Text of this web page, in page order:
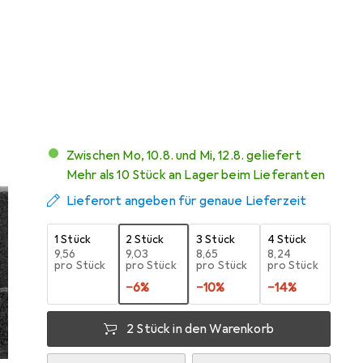
Zwischen Mo, 10.8. und Mi, 12.8. geliefert
Mehr als 10 Stück an Lager beim Lieferanten
Lieferort angeben für genaue Lieferzeit
1 Stück
EUR
9,56
pro Stück
2 Stück
EUR
9,03
pro Stück
−6%
3 Stück
EUR
8,65
pro Stück
−10%
4 Stück
EUR
8,24
pro Stück
−14%
2 Stück in den Warenkorb